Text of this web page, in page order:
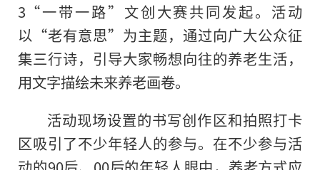
3“一带一路”文创大赛共同发起。活动
以“老有意思”为主题，通过向广大公众征
集三行诗，引导大家畅想向往的养老生活，
用文字描绘未来养老画卷。
活动现场设置的书写创作区和拍照打卡
区吸引了不少年轻人的参与。在不少参与活